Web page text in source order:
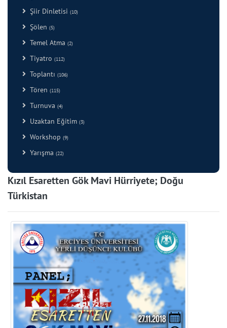
Şiir Dinletisi (10)
Şölen (5)
Temel Atma (2)
Tiyatro (112)
Toplantı (106)
Tören (115)
Turnuva (4)
Uzaktan Eğitim (3)
Workshop (9)
Yarışma (22)
Kızıl Esaretten Gök Mavi Hürriyete; Doğu
Türkistan